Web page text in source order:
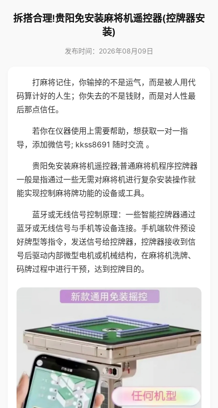
拆搭合理!贵阳免安装麻将机遥控器(控牌器安
装)
发布时间：2026年08月09日
打麻将记住，你输掉的不是运气，而是被人用代
码算计好的人生；你失去的不是钱财，而是对人性最
后那点信任。
若你在仪器使用上需要帮助，想获取一对一指
导，添加微信号; kkss8691 随时交流 。
贵阳免安装麻将机遥控器;普通麻将机程序控牌器
一般是指通过一些无需对麻将机进行复杂安装操作就
能实现控制麻将牌功能的设备或工具。
蓝牙或无线信号控制原理：一些智能控牌器通过
蓝牙或无线信号与手机等设备连接。手机端软件预设
好牌型等指令，发送信号给控牌器，控牌器接收到信
号后驱动内部微型电机或机械结构，在麻将机洗牌、
码牌过程中进行干预，达到控牌目的。